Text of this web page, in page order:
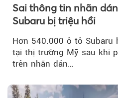
Sai thông tin nhãn
Subaru bị triệu hồi
Hơn 540.000 ô tô Subaru
tại thị trường Mỹ sau khi
trên nhãn dán…